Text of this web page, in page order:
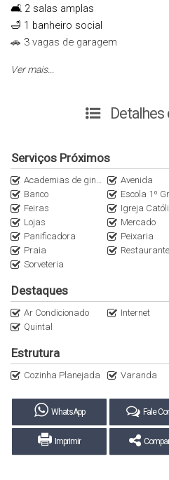
🛋 2 salas amplas
🛁 1 banheiro social
🚗 3 vagas de garagem
Esta casa é a escolha ideal tanto
excelente potencial de
comércio do bairro, garantindo
grande atratividade para quem
por temporada.
Com ambientes bem distribuídos,
de 375 m², o imóvel oferece
possibilidade de ampliações ou
🌊 Uma oportunidade única para
em um dos destinos mais
📲 Entre em contato e agende
Ver mais...
Detalhes
Serviços Próximos
Academias de ginástica Avenida
Banco
Escola 1º
Feiras
Igreja
Lojas
Mercado
Panificadora
Peixaria
Praia
Restaurante
Sorveteria
Destaques
Ar Condicionado Internet
Quintal
Estrutura
Cozinha Planejada Varanda
WhatsApp Fale
Imprimir